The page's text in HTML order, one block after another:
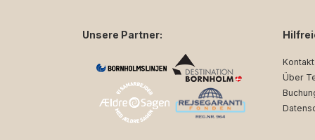
Unsere Partner:
Kontakt
Über